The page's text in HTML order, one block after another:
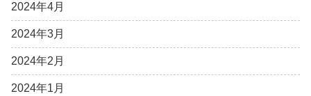
2024年4月
2024年3月
2024年2月
2024年1月